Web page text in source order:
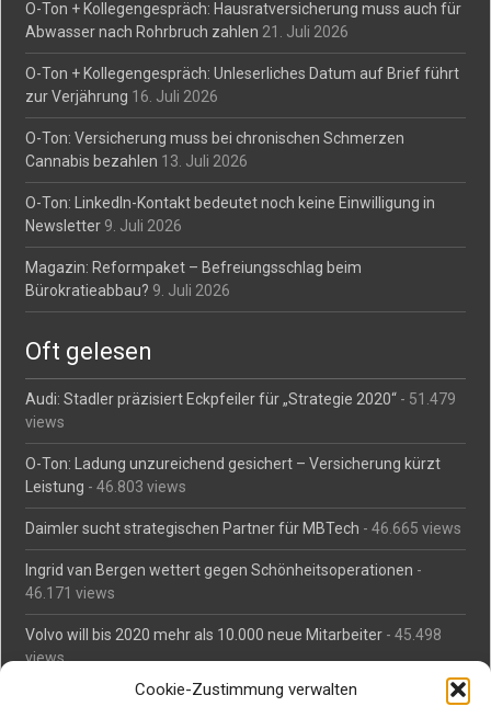
Cookie-Zustimmung verwalten
O-Ton + Kollegengespräch: Hausratversicherung muss auch für
Abwasser nach Rohrbruch zahlen 21. Juli 2026
O-Ton + Kollegengespräch: Unleserliches Datum auf Brief führt
zur Verjährung 16. Juli 2026
O-Ton: Versicherung muss bei chronischen Schmerzen
Cannabis bezahlen 13. Juli 2026
O-Ton: LinkedIn-Kontakt bedeutet noch keine Einwilligung in
Newsletter 9. Juli 2026
Magazin: Reformpaket – Befreiungsschlag beim
Bürokratieabbau? 9. Juli 2026
Oft gelesen
Audi: Stadler präzisiert Eckpfeiler für „Strategie 2020“ - 51.479
views
O-Ton: Ladung unzureichend gesichert – Versicherung kürzt
Leistung - 46.803 views
Daimler sucht strategischen Partner für MBTech - 46.665 views
Ingrid van Bergen wettert gegen Schönheitsoperationen -
46.171 views
Volvo will bis 2020 mehr als 10.000 neue Mitarbeiter - 45.498
views
Mäßiges Interesse an Daimlers MBtech- 44.717 views